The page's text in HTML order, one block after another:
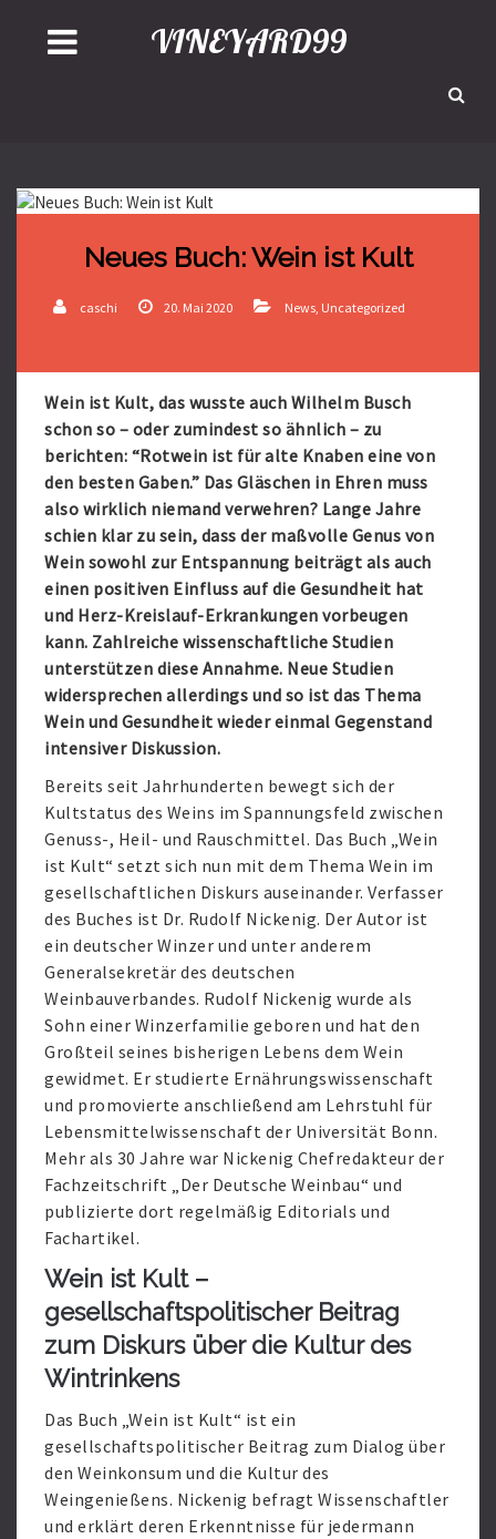
VINEYARD99
Neues Buch: Wein ist Kult
caschi 20. Mai 2020 News, Uncategorized
Wein ist Kult, das wusste auch Wilhelm Busch
schon so – oder zumindest so ähnlich – zu
berichten: “Rotwein ist für alte Knaben eine von
den besten Gaben.” Das Gläschen in Ehren muss
also wirklich niemand verwehren? Lange Jahre
schien klar zu sein, dass der maßvolle Genus von
Wein sowohl zur Entspannung beiträgt als auch
einen positiven Einfluss auf die Gesundheit hat
und Herz-Kreislauf-Erkrankungen vorbeugen
kann. Zahlreiche wissenschaftliche Studien
unterstützen diese Annahme. Neue Studien
widersprechen allerdings und so ist das Thema
Wein und Gesundheit wieder einmal Gegenstand
intensiver Diskussion.
Bereits seit Jahrhunderten bewegt sich der
Kultstatus des Weins im Spannungsfeld zwischen
Genuss-, Heil- und Rauschmittel. Das Buch „Wein
ist Kult“ setzt sich nun mit dem Thema Wein im
gesellschaftlichen Diskurs auseinander. Verfasser
des Buches ist Dr. Rudolf Nickenig. Der Autor ist
ein deutscher Winzer und unter anderem
Generalsekretär des deutschen
Weinbauverbandes. Rudolf Nickenig wurde als
Sohn einer Winzerfamilie geboren und hat den
Großteil seines bisherigen Lebens dem Wein
gewidmet. Er studierte Ernährungswissenschaft
und promovierte anschließend am Lehrstuhl für
Lebensmittelwissenschaft der Universität Bonn.
Mehr als 30 Jahre war Nickenig Chefredakteur der
Fachzeitschrift „Der Deutsche Weinbau“ und
publizierte dort regelmäßig Editorials und
Fachartikel.
Wein ist Kult –
gesellschaftspolitischer Beitrag
zum Diskurs über die Kultur des
Wintrinkens
Das Buch „Wein ist Kult“ ist ein
gesellschaftspolitischer Beitrag zum Dialog über
den Weinkonsum und die Kultur des
Weingenießens. Nickenig befragt Wissenschaftler
und erklärt deren Erkenntnisse für jedermann